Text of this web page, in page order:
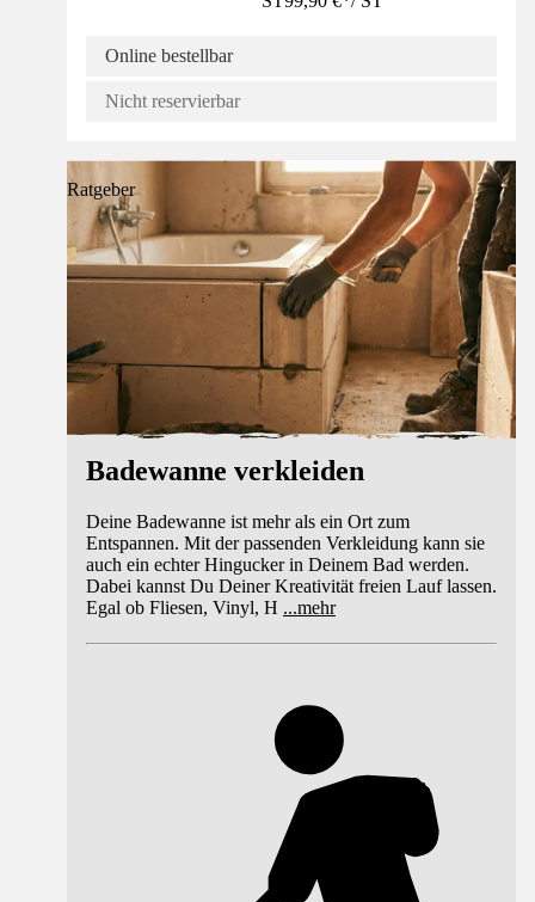
Online bestellbar
Nicht reservierbar
Ratgeber
Badewanne verkleiden
Deine Badewanne ist mehr als ein Ort zum
Entspannen. Mit der passenden Verkleidung kann sie
auch ein echter Hingucker in Deinem Bad werden.
Dabei kannst Du Deiner Kreativität freien Lauf lassen.
Egal ob Fliesen, Vinyl, H ...mehr